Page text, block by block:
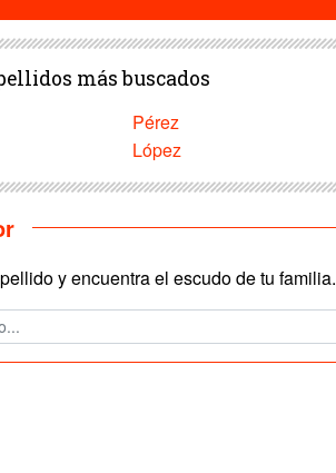
más buscados
Pérez
López
y encuentra el escudo de tu familia.